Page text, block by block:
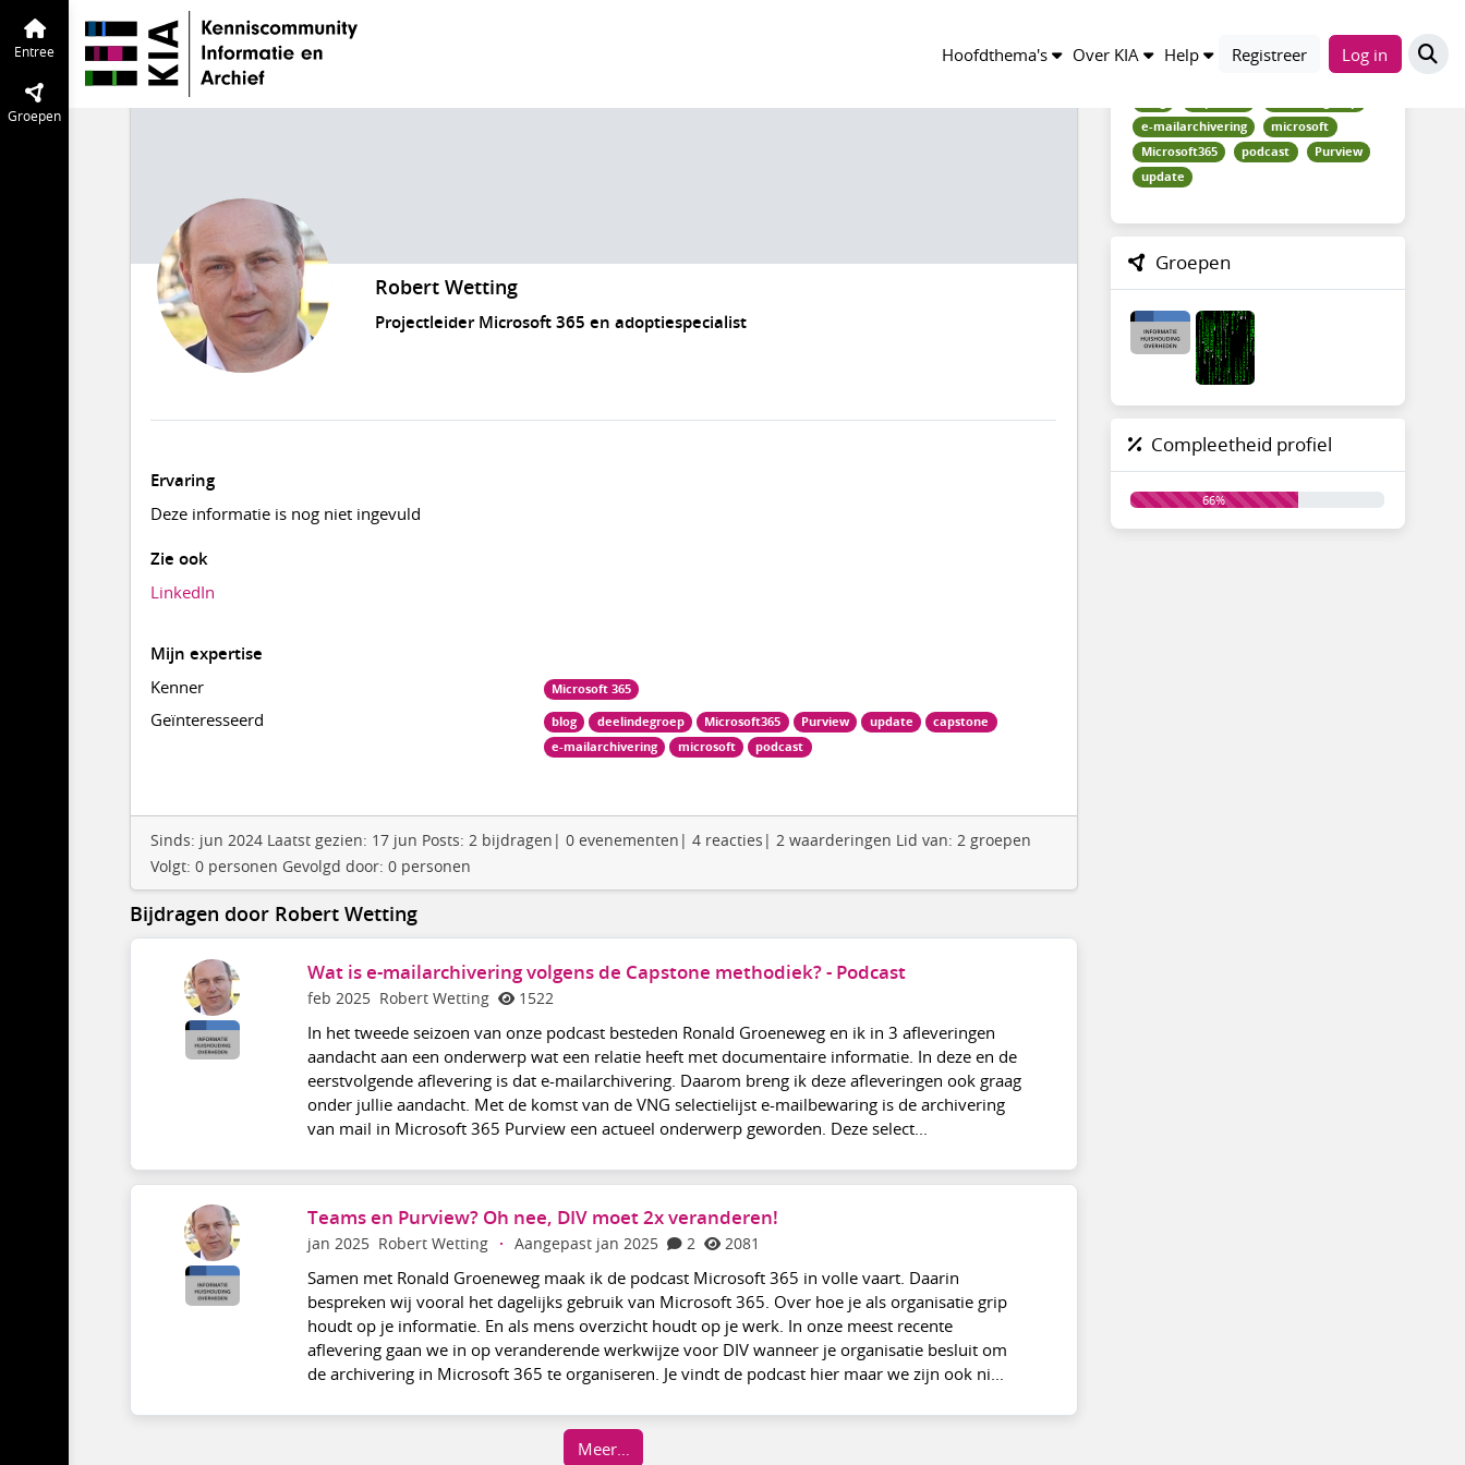
Hoofdthema's Over KIA Help Registreer Log in
Entree
Groepen
Robert Wetting
Projectleider Microsoft 365 en adoptiespecialist
Ervaring
Deze informatie is nog niet ingevuld
Zie ook
LinkedIn
Mijn expertise
Kenner Microsoft 365
Geïnteresseerd blog deelindegroep Microsoft365 Purview update
capstone
e-mailarchivering
microsoft podcast
Sinds: jun 2024 Laatst gezien: 17 jun Posts: 2 bijdragen| 0 evenementen| 4 reacties| 2 waarderingen Lid van: 2 groepen
Volgt: 0 personen Gevolgd door: 0 personen
Bijdragen door Robert Wetting
Wat is e-mailarchivering volgens de Capstone methodiek? - Podcast
feb 2025 Robert Wetting 1522
In het tweede seizoen van onze podcast besteden Ronald Groeneweg en ik in 3 afleveringen
aandacht aan een onderwerp wat een relatie heeft met documentaire informatie. In deze en de
eerstvolgende aflevering is dat e-mailarchivering. Daarom breng ik deze afleveringen ook graag
onder jullie aandacht. Met de komst van de VNG selectielijst e-mailbewaring is de archivering
van mail in Microsoft 365 Purview een actueel onderwerp geworden. Deze select...
Teams en Purview? Oh nee, DIV moet 2x veranderen!
jan 2025 Robert Wetting · Aangepast jan 2025 2 2081
Samen met Ronald Groeneweg maak ik de podcast Microsoft 365 in volle vaart. Daarin
bespreken wij vooral het dagelijks gebruik van Microsoft 365. Over hoe je als organisatie grip
houdt op je informatie. En als mens overzicht houdt op je werk. In onze meest recente
aflevering gaan we in op veranderende werkwijze voor DIV wanneer je organisatie besluit om
de archivering in Microsoft 365 te organiseren. Je vindt de podcast hier maar we zijn ook ni...
Meer…
e-mailarchivering
microsoft
Microsoft365
podcast
Purview
update
Groepen
Compleetheid profiel
66%